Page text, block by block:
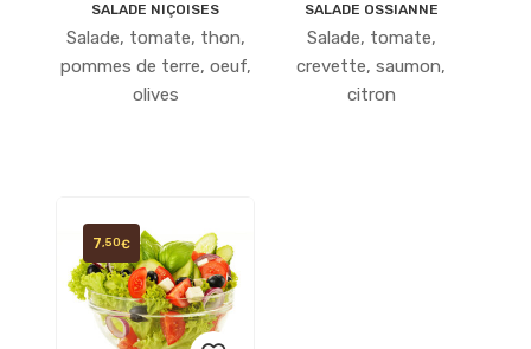
Ajouter
à la
SALADE NIÇOISES
Salade, tomate, thon,
pommes de terre, oeuf,
olives
Ajouter
à la
SALADE OSSIANNE
Salade, tomate,
crevette, saumon,
citron
7 ,50€